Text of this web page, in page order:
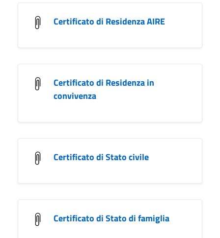
Certificato di Residenza AIRE
Certificato di Residenza in
convivenza
Certificato di Stato civile
Certificato di Stato di famiglia